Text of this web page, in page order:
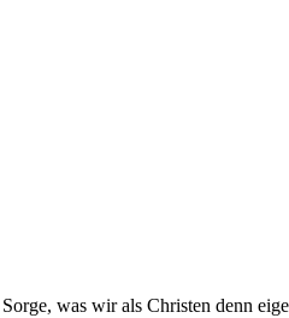
was wir als Christen denn